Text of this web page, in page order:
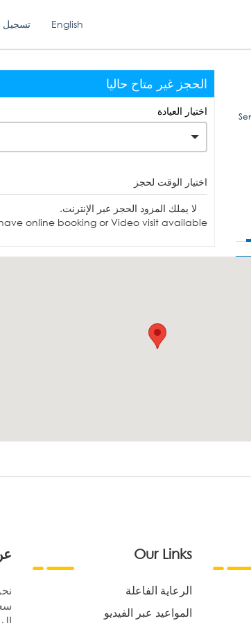
تسجيل English
الحجز غير متاح حاليا
اختيار العيادة
اختيار الوقت لحجز
لا يملك المزود الحجز عبر الإنترنت.
online booking or Video visit available.
Our Links
الرعاية الفاعلة
المواعيد عبر الفيديو